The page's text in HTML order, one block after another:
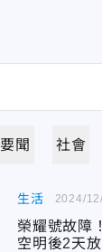
要聞 社會
生活
榮耀號故障
空明後2天
2024/